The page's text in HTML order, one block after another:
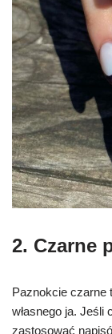
2. Czarne
Paznokcie czarne
własnego ja. Jeśli
zastosować